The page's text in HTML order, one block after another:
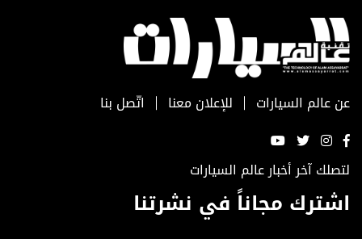
عن عالم السيارات للإعلان معنا اتّصل بنا
لتصلك آخر أخبار عالم السيارات
اشترك مجاناً في نشرتنا